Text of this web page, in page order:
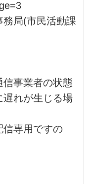
局(市民活動課
事業者の状態
遅れが生じる場
専用ですの